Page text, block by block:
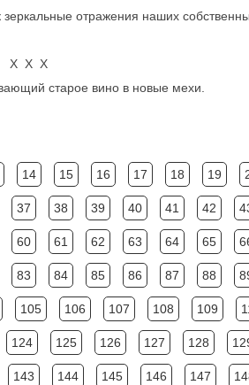
отражения наших
Х Х Х
старое вино в новые мехи.
14 15 16 17 18 19
37 38 39 40 41 42
60 61 62 63 64 65
83 84 85 86 87 88
105 106 107 108 109
124 125 126 127 128
143 144 145 146 147